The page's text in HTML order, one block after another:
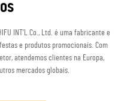
INT’L Co., Ltd. é uma fabricante e
e produtos promocionais. Com
atendemos clientes na Europa,
mercados globais.